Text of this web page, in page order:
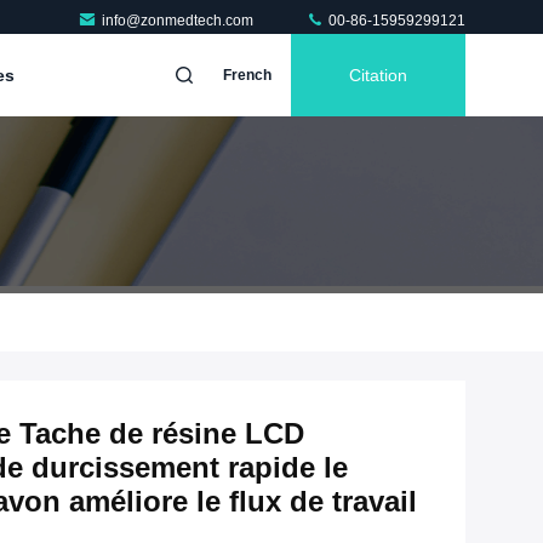
info@zonmedtech.com 00-86-15959299121
French Citation
Tache de résine LCD
durcissement rapide le
améliore le flux de travail